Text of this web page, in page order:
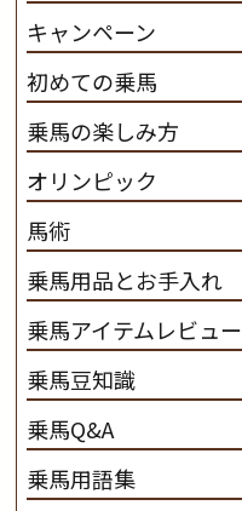
キャンペーン
初めての乗馬
乗馬の楽しみ方
オリンピック
馬術
乗馬用品とお手入れ
乗馬アイテムレビュー
乗馬豆知識
乗馬Q&A
乗馬用語集